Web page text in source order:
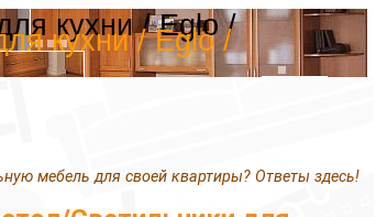
кухни / Eglo /
кухни / Eglo /
мебель для своей квартиры? Ответы здесь!